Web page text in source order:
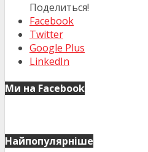
Поделиться!
Facebook
Twitter
Google Plus
LinkedIn
Ми на Facebook
Найпопулярніше